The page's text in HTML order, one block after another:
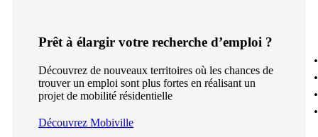
Prêt à élargir votre recherche d’emploi ?
Découvrez de nouveaux territoires où les chances de
trouver un emploi sont plus fortes en réalisant un
projet de mobilité résidentielle
Découvrez Mobiville